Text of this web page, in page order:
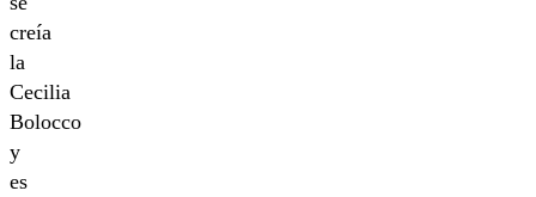
creía
la
Cecilia
Bolocco
y
es